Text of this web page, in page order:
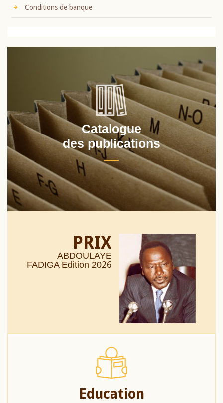
Conditions de banque
Catalogue
des publications
PRIX
ABDOULAYE
FADIGA Edition 2026
Education